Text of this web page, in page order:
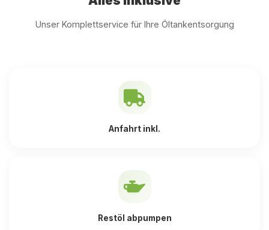
Unser Komplettservice für Ihre Öltankentsorgung
Anfahrt inkl.
Restöl abpumpen